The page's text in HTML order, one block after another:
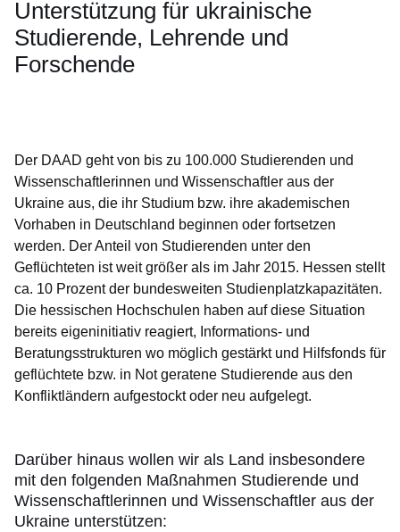
Unterstützung für ukrainische
Studierende, Lehrende und
Forschende
Der DAAD geht von bis zu 100.000 Studierenden und
Wissenschaftlerinnen und Wissenschaftler aus der
Ukraine aus, die ihr Studium bzw. ihre akademischen
Vorhaben in Deutschland beginnen oder fortsetzen
werden. Der Anteil von Studierenden unter den
Geflüchteten ist weit größer als im Jahr 2015. Hessen stellt
ca. 10 Prozent der bundesweiten Studienplatzkapazitäten.
Die hessischen Hochschulen haben auf diese Situation
bereits eigeninitiativ reagiert, Informations- und
Beratungsstrukturen wo möglich gestärkt und Hilfsfonds für
geflüchtete bzw. in Not geratene Studierende aus den
Konfliktländern aufgestockt oder neu aufgelegt.
Darüber hinaus wollen wir als Land insbesondere
mit den folgenden Maßnahmen Studierende und
Wissenschaftlerinnen und Wissenschaftler aus der
Ukraine unterstützen: